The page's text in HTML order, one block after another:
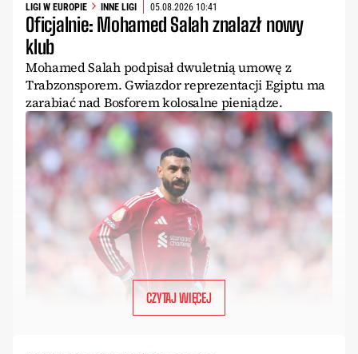
LIGI W EUROPIE INNE LIGI 05.08.2026 10:41
Oficjalnie: Mohamed Salah znalazł nowy
klub
Mohamed Salah podpisał dwuletnią umowę z
Trabzonsporem. Gwiazdor reprezentacji Egiptu ma
zarabiać nad Bosforem kolosalne pieniądze.
CZYTAJ WIĘCEJ